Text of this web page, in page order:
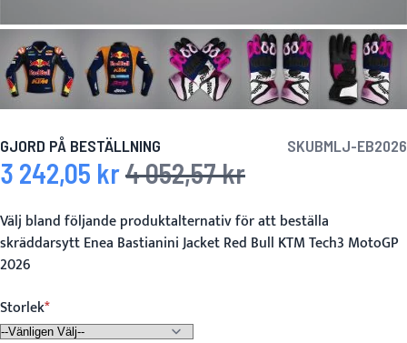
GJORD PÅ BESTÄLLNING SKUBMLJ-EB2026
Specialpris
3 242,05 kr Ordinarie pris
4 052,57 kr
Välj bland följande produktalternativ för att beställa
skräddarsytt Enea Bastianini Jacket Red Bull KTM Tech3 MotoGP
2026
Storlek